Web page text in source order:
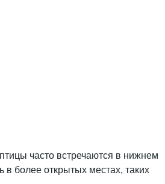
часто встречаются в нижнем
в более открытых местах, таких